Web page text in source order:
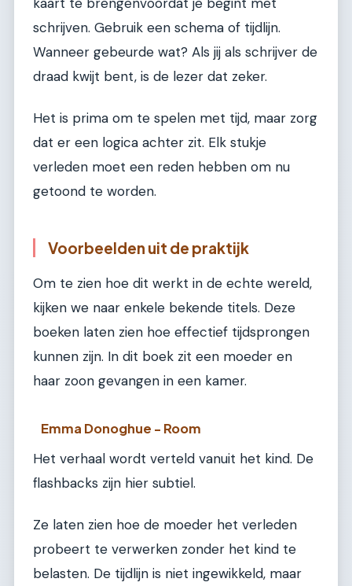
schrijven. Gebruik een schema of tijdlijn.
Wanneer gebeurde wat? Als jij als schrijver de
draad kwijt bent, is de lezer dat zeker.
Het is prima om te spelen met tijd, maar zorg
dat er een logica achter zit. Elk stukje
verleden moet een reden hebben om nu
getoond te worden.
Voorbeelden uit de praktijk
Om te zien hoe dit werkt in de echte wereld,
kijken we naar enkele bekende titels. Deze
boeken laten zien hoe effectief tijdsprongen
kunnen zijn. In dit boek zit een moeder en
haar zoon gevangen in een kamer.
Emma Donoghue - Room
Het verhaal wordt verteld vanuit het kind. De
flashbacks zijn hier subtiel.
Ze laten zien hoe de moeder het verleden
probeert te verwerken zonder het kind te
belasten. De tijdlijn is niet ingewikkeld, maar